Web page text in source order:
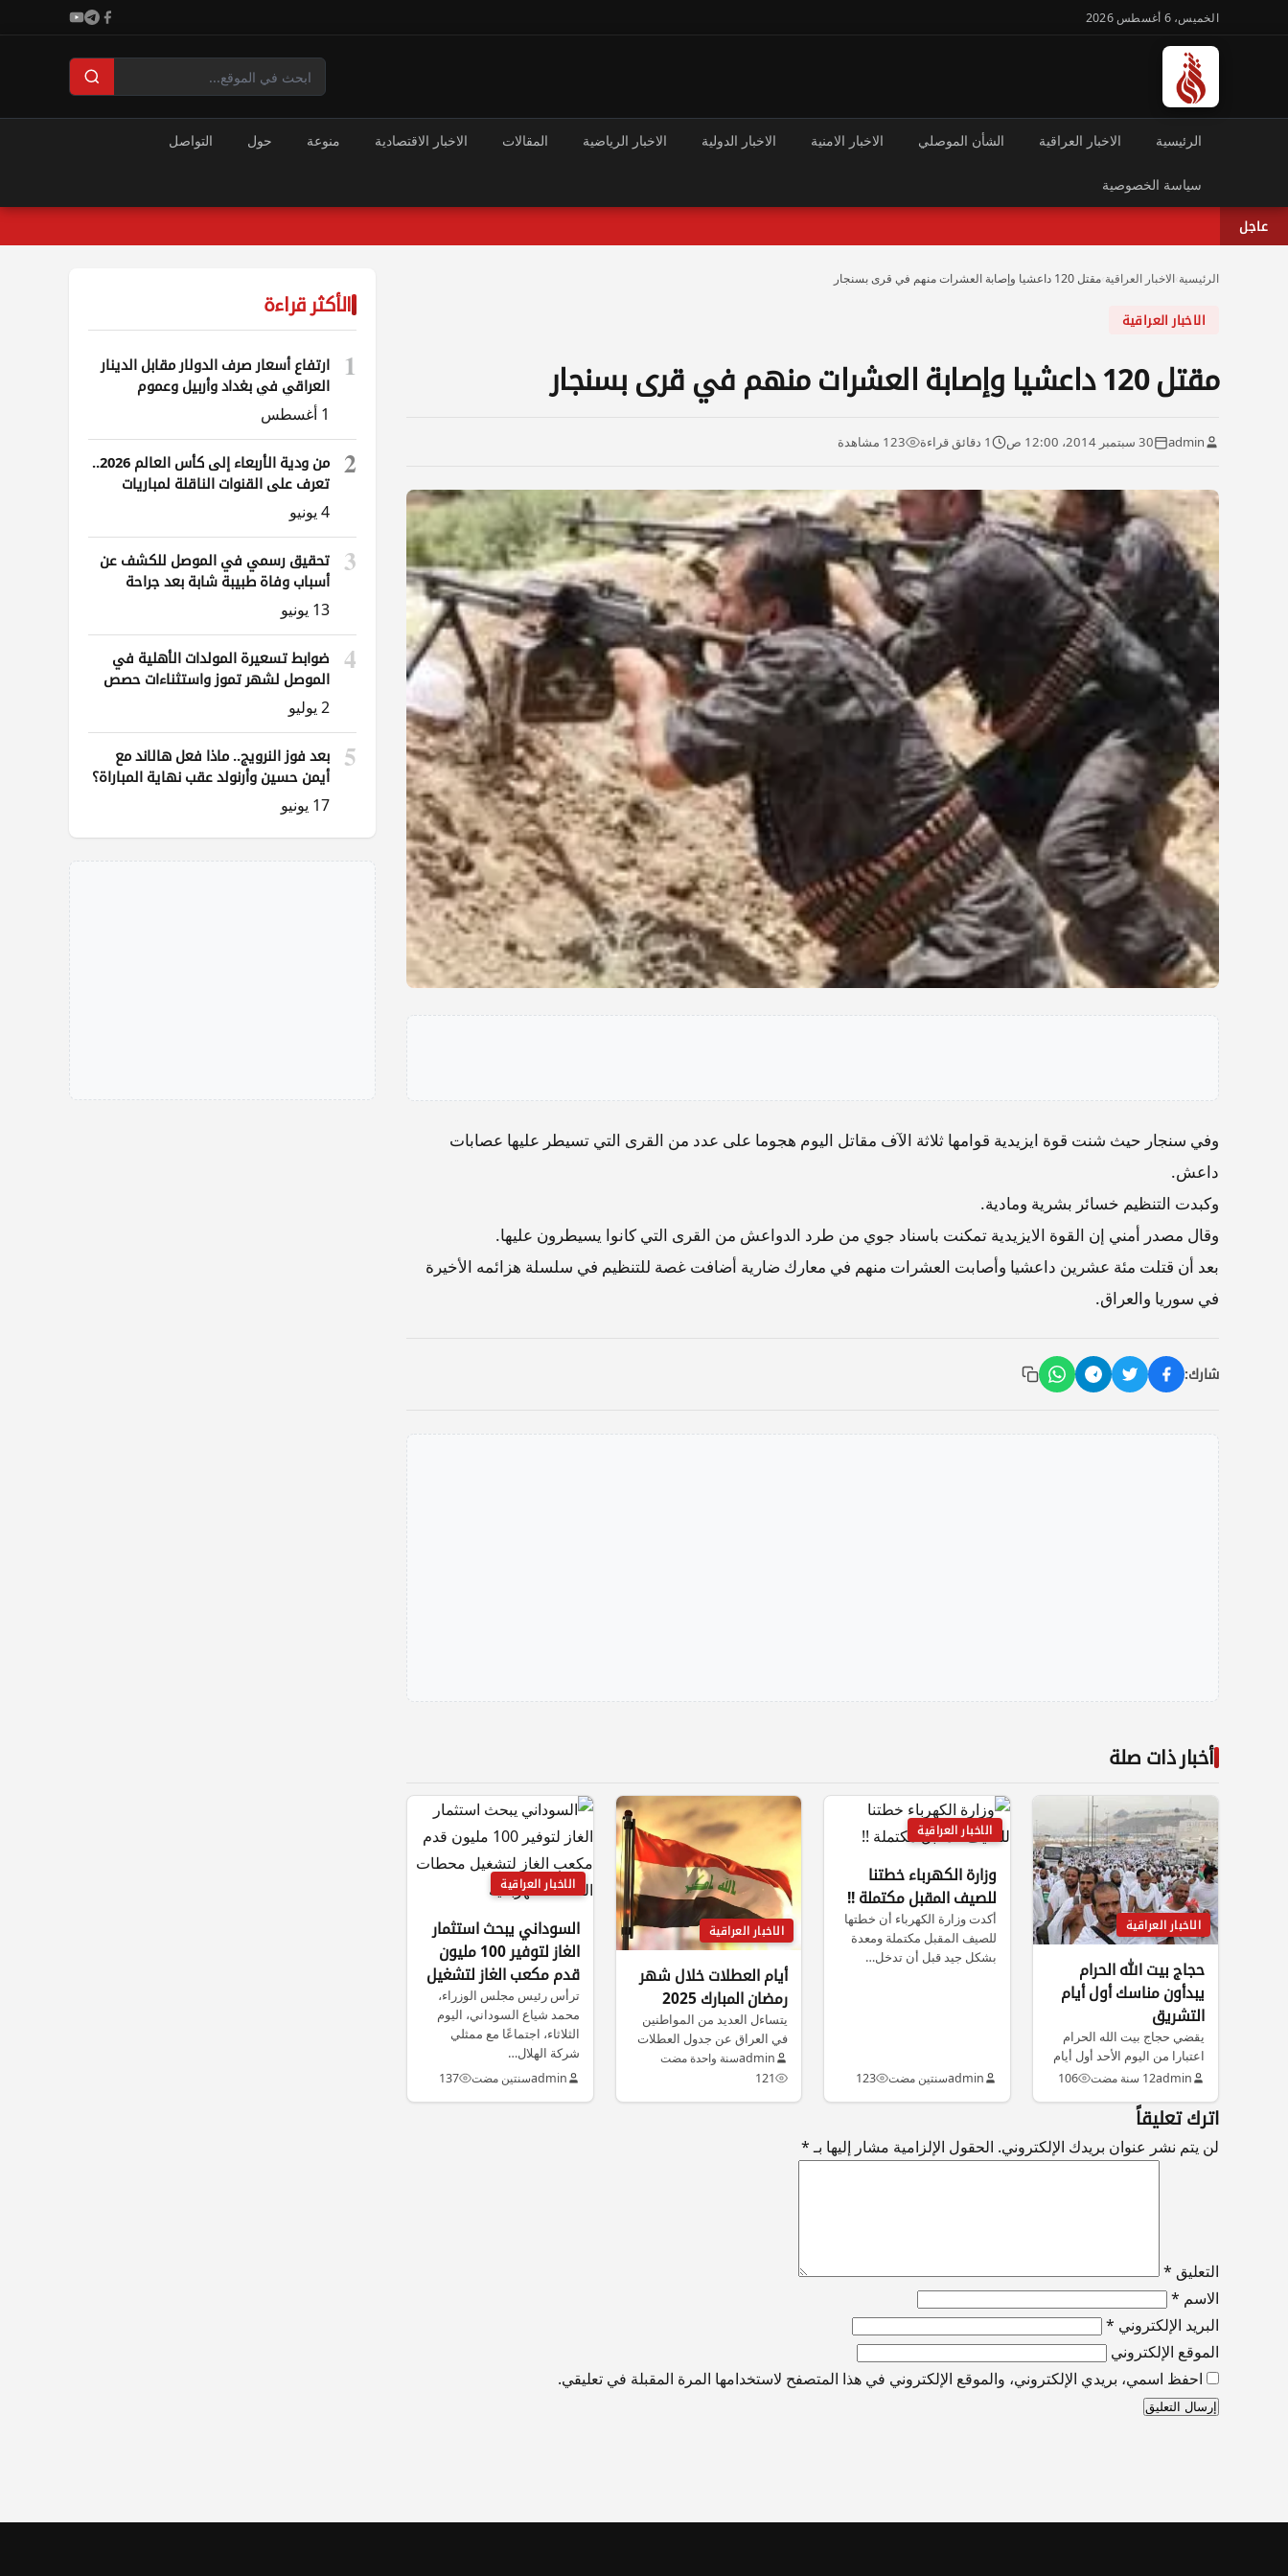
الخميس، 6 أغسطس 2026
الرئيسية الاخبار العراقية الشأن الموصلي الاخبار الامنية الاخبار الدولية الاخبار الرياضية المقالات الاخبار الاقتصادية منوعة حول التواصل
سياسة الخصوصية
عاجل
الرئيسية الاخبار العراقية مقتل 120 داعشيا وإصابة العشرات منهم في قرى بسنجار
الاخبار العراقية
مقتل 120 داعشيا وإصابة العشرات منهم في قرى بسنجار
admin 30 سبتمبر 2014، 12:00 ص 1 دقائق قراءة 123 مشاهدة
وفي سنجار حيث شنت قوة ايزيدية قوامها ثلاثة الآف مقاتل اليوم هجوما على عدد من القرى التي تسيطر عليها عصابات
داعش.
وكبدت التنظيم خسائر بشرية ومادية.
وقال مصدر أمني إن القوة الايزيدية تمكنت باسناد جوي من طرد الدواعش من القرى التي كانوا يسيطرون عليها.
بعد أن قتلت مئة عشرين داعشيا وأصابت العشرات منهم في معارك ضارية أضافت غصة للتنظيم في سلسلة هزائمه الأخيرة
في سوريا والعراق.
شارك:
أخبار ذات صلة
الاخبار العراقية
حجاج بيت الله الحرام
يبدأون مناسك أول أيام
التشريق
يقضي حجاج بيت الله الحرام
اعتبارا من اليوم الأحد أول أيام
التشريق على صعيد…
admin12 سنة مضت 106
الاخبار العراقية
وزارة الكهرباء خطتنا
للصيف المقبل مكتملة !!
أكدت وزارة الكهرباء أن خطتها
للصيف المقبل مكتملة ومعدة
بشكل جيد قبل أن تدخل…
adminسنتين مضت 123
الاخبار العراقية
أيام العطلات خلال شهر
رمضان المبارك 2025
يتساءل العديد من المواطنين
في العراق عن جدول العطلات
الرسمية في العراق خلال
شهر…
adminسنة واحدة مضت
121
الاخبار العراقية
السوداني يبحث استثمار
الغاز لتوفير 100 مليون
قدم مكعب الغاز لتشغيل
محطات الطاقة
الكهربائية
ترأس رئيس مجلس الوزراء،
محمد شياع السوداني، اليوم
الثلاثاء، اجتماعًا مع ممثلي
شركة الهلال…
adminسنتين مضت 137
اترك تعليقاً
لن يتم نشر عنوان بريدك الإلكتروني. الحقول الإلزامية مشار إليها بـ*
التعليق *
الاسم *
البريد الإلكتروني *
الموقع الإلكتروني
احفظ اسمي، بريدي الإلكتروني، والموقع الإلكتروني في هذا المتصفح لاستخدامها المرة المقبلة في تعليقي.
الأكثر قراءة
1
ارتفاع أسعار صرف الدولار مقابل الدينار
العراقي في بغداد وأربيل وعموم
المحافظات
1 أغسطس
2
من ودية الأربعاء إلى كأس العالم 2026..
تعرف على القنوات الناقلة لمباريات
العراق
4 يونيو
3
تحقيق رسمي في الموصل للكشف عن
أسباب وفاة طبيبة شابة بعد جراحة
ناظورية
13 يونيو
4
ضوابط تسعيرة المولدات الأهلية في
الموصل لشهر تموز واستثناءات حصص
الوقود
2 يوليو
5
بعد فوز النرويج.. ماذا فعل هالاند مع
أيمن حسين وأرنولد عقب نهاية المباراة؟
17 يونيو